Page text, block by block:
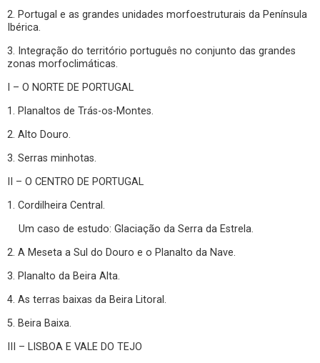
2. Portugal e as grandes unidades morfoestruturais da Península
Ibérica.
3. Integração do território português no conjunto das grandes
zonas morfoclimáticas.
I – O NORTE DE PORTUGAL
1. Planaltos de Trás-os-Montes.
2. Alto Douro.
3. Serras minhotas.
II – O CENTRO DE PORTUGAL
1. Cordilheira Central.
Um caso de estudo: Glaciação da Serra da Estrela.
2. A Meseta a Sul do Douro e o Planalto da Nave.
3. Planalto da Beira Alta.
4. As terras baixas da Beira Litoral.
5. Beira Baixa.
III – LISBOA E VALE DO TEJO